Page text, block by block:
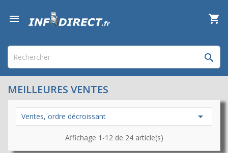
 shopping_cart

MEILLEURES VENTES
Ventes, ordre décroissant 
Affichage 1-12 de 24 article(s)